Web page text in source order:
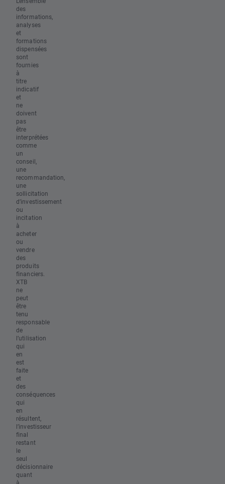
des
informations,
analyses
et
formations
dispensées
sont
fournies
à
titre
indicatif
et
ne
doivent
pas
être
interprétées
comme
un
conseil,
une
recommandation,
une
sollicitation
d’investissement
ou
incitation
à
acheter
ou
vendre
des
produits
financiers.
XTB
ne
peut
être
tenu
responsable
de
l’utilisation
qui
en
est
faite
et
des
conséquences
qui
en
résultent,
l’investisseur
final
restant
le
seul
décisionnaire
quant